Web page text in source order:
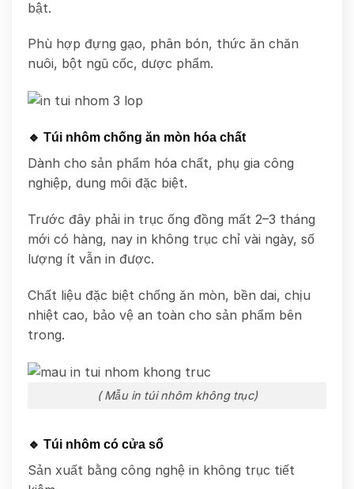
bật.
Phù hợp đựng gạo, phân bón, thức ăn chăn
nuôi, bột ngũ cốc, dược phẩm.
🔹 Túi nhôm chống ăn mòn hóa chất
Dành cho sản phẩm hóa chất, phụ gia công
nghiệp, dung môi đặc biệt.
Trước đây phải in trục ống đồng mất 2–3 tháng
mới có hàng, nay in không trục chỉ vài ngày, số
lượng ít vẫn in được.
Chất liệu đặc biệt chống ăn mòn, bền dai, chịu
nhiệt cao, bảo vệ an toàn cho sản phẩm bên
trong.
( Mẫu in túi nhôm không trục)
🔹 Túi nhôm có cửa sổ
Sản xuất bằng công nghệ in không trục tiết